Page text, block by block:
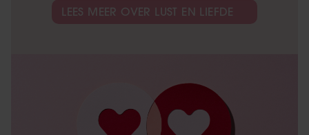
LEES MEER OVER LUST EN LIEFDE